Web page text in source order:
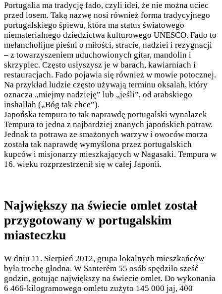
Portugalia ma tradycję fado, czyli idei, że nie można uciec
przed losem. Taką nazwę nosi również forma tradycyjnego
portugalskiego śpiewu, która ma status światowego
niematerialnego dziedzictwa kulturowego UNESCO. Fado to
melancholijne pieśni o miłości, stracie, nadziei i rezygnacji
– z towarzyszeniem uduchowionych gitar, mandolin i
skrzypiec. Często usłyszysz je w barach, kawiarniach i
restauracjach. Fado pojawia się również w mowie potocznej.
Na przykład ludzie często używają terminu oksalah, który
oznacza „miejmy nadzieję” lub „jeśli”, od arabskiego
inshallah („Bóg tak chce”).
Japońska tempura to tak naprawdę portugalski wynalazek
Tempura to jedna z najbardziej znanych japońskich potraw.
Jednak ta potrawa ze smażonych warzyw i owoców morza
została tak naprawdę wymyślona przez portugalskich
kupców i misjonarzy mieszkających w Nagasaki. Tempura w
16. wieku rozprzestrzenił się w całej Japonii.
Największy na świecie omlet został
przygotowany w portugalskim
miasteczku
W dniu 11. Sierpień 2012, grupa lokalnych mieszkańców
była trochę głodna. W Santerém 55 osób spędziło sześć
godzin, gotując największy na świecie omlet. Do wykonania
6 466-kilogramowego omletu zużyto 145 000 jaj, 400